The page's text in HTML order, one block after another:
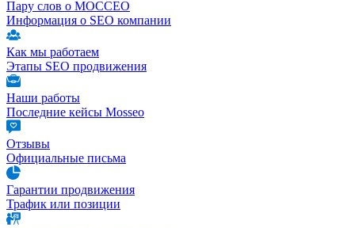
Пару слов о МОССЕО
Информация о SEO компании
Как мы работаем
Этапы SEO продвижения
Наши работы
Последние кейсы Mosseo
Отзывы
Официальные письма
Гарантии продвижения
Трафик или позиции